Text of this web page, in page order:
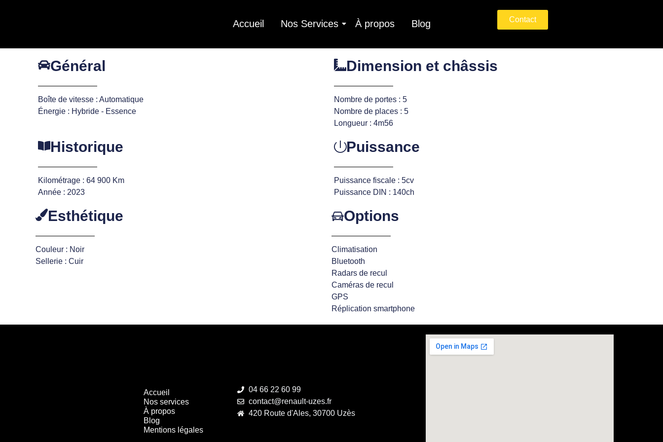
Accueil Nos Services À propos Blog Contact
Général
Boîte de vitesse : Automatique
Énergie : Hybride - Essence
Dimension et châssis
Nombre de portes : 5
Nombre de places : 5
Longueur : 4m56
Historique
Kilométrage : 64 900 Km
Année : 2023
Puissance
Puissance fiscale : 5cv
Puissance DIN : 140ch
Esthétique
Couleur : Noir
Sellerie : Cuir
Options
Climatisation
Bluetooth
Radars de recul
Caméras de recul
GPS
Réplication smartphone
Accueil
Nos services
À propos
Blog
Mentions légales
04 66 22 60 99
contact@renault-uzes.fr
420 Route d'Ales, 30700 Uzès